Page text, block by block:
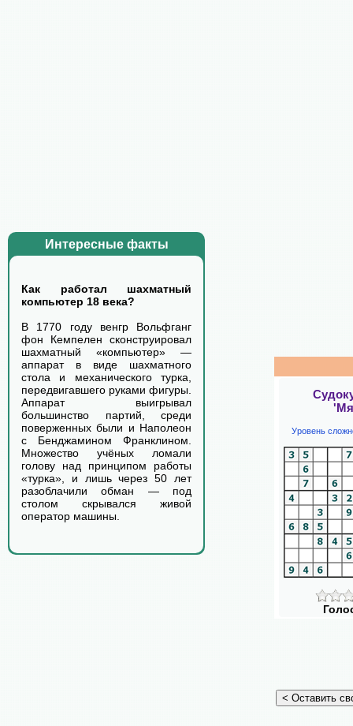
Интересные факты
Как работал шахматный
компьютер 18 века?
В 1770 году венгр Вольфганг
фон Кемпелен сконструировал
шахматный «компьютер» —
аппарат в виде шахматного
стола и механического турка,
передвигавшего руками фигуры.
Аппарат выигрывал
большинство партий, среди
поверженных были и Наполеон
с Бенджамином Франклином.
Множество учёных ломали
голову над принципом работы
«турка», и лишь через 50 лет
разоблачили обман — под
столом скрывался живой
оператор машины.
Уровень